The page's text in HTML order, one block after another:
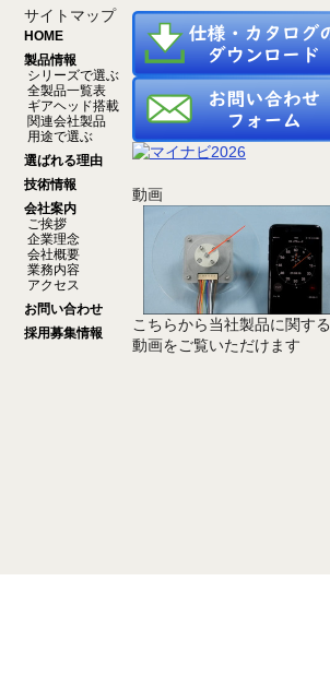
サイトマップ
HOME
製品情報
シリーズで選ぶ
全製品一覧表
ギアヘッド搭載
関連会社製品
用途で選ぶ
選ばれる理由
技術情報
会社案内
ご挨拶
企業理念
会社概要
業務内容
アクセス
お問い合わせ
採用募集情報
動画
こちらから当社製品に関する
動画をご覧いただけます